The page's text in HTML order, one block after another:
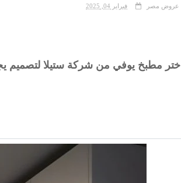
عروض مصر فبراير 04, 2025
اختر مطبخ يوفي من شركة ستيلا لتصميم